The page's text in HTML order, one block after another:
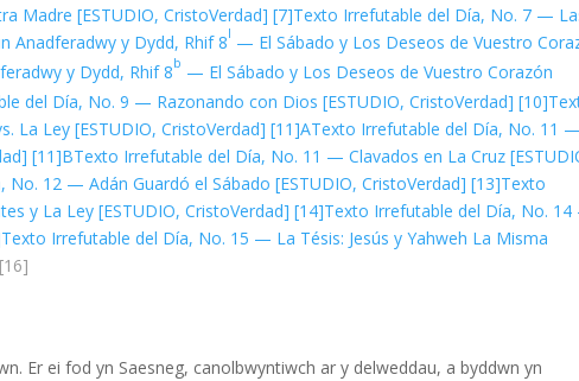
Madre [ESTUDIO, CristoVerdad] [7]Texto Irrefutable del Día, No. 7 —
Anadferadwy y Dydd, Rhif 8I — El Sábado y Los Deseos de Vuestro
y Dydd, Rhif 8b — El Sábado y Los Deseos de Vuestro Corazón
del Día, No. 9 — Razonando con Dios [ESTUDIO, CristoVerdad] [10]
La Ley [ESTUDIO, CristoVerdad] [11]ATexto Irrefutable del Día, No. 11 —
[11]BTexto Irrefutable del Día, No. 11 — Clavados en La Cruz
No. 12 — Adán Guardó el Sábado [ESTUDIO, CristoVerdad] [13]Texto
y La Ley [ESTUDIO, CristoVerdad] [14]Texto Irrefutable del Día, No.
Texto Irrefutable del Día, No. 15 — La Tésis: Jesús y Yahweh La Misma
[16]
Er ei fod yn Saesneg, canolbwyntiwch ar y delweddau, a byddwn yn